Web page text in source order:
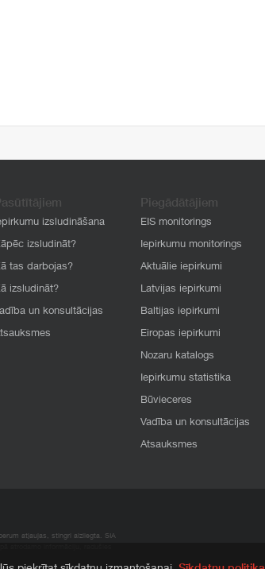
izsludināšana
izsludināt?
tas darbojas?
izsludināt?
un konsultācijas
Piegādātājiem
EIS monitorings
Iepirkumu monitorings
Aktuālie iepirkumi
Latvijas iepirkumi
Baltijas iepirkumi
Eiropas iepirkumi
Nozaru katalogs
Iepirkumu statistika
Būvieceres
Vadība un konsultācijas
Atsauksmes
atļaujas, stingri aizliegta. SIA